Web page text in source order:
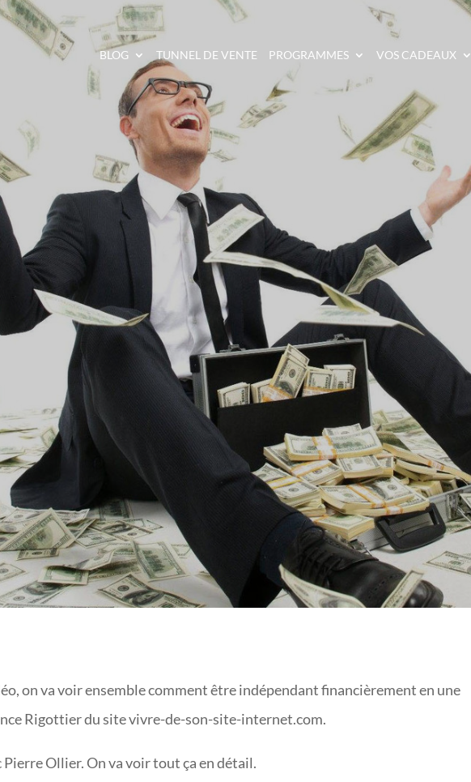
BLOG TUNNEL DE VENTE PROGRAMMES VOS CADEAUX
COMMENT ÊTRE
EN 1 HEURE
on va voir ensemble comment être indépendant financièrement en une
Rigottier du site vivre-de-son-site-internet.com.
Pierre Ollier. On va voir tout ça en détail.